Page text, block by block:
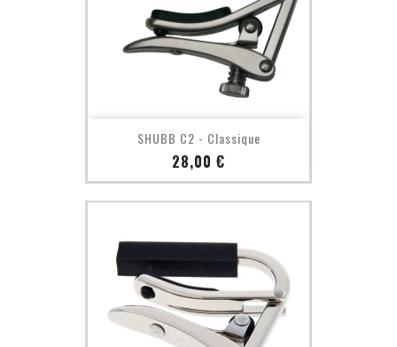
SHUBB C2 - Classique
Prix
28,00 €